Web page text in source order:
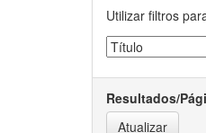
Utilizar filtros
Resultados/